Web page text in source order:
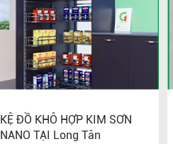
KỆ ĐỒ KHÔ HỢP KIM SƠN
NANO TẠI Long Tân